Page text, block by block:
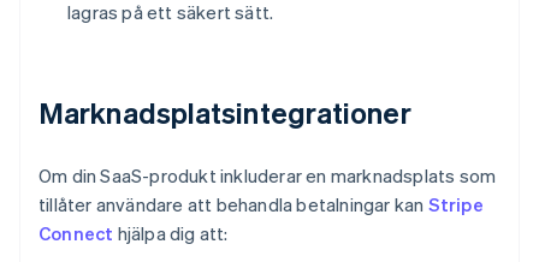
lagras på ett säkert sätt.
Marknadsplatsintegrationer
Om din SaaS-produkt inkluderar en marknadsplats som
tillåter användare att behandla betalningar kan Stripe
Connect hjälpa dig att: